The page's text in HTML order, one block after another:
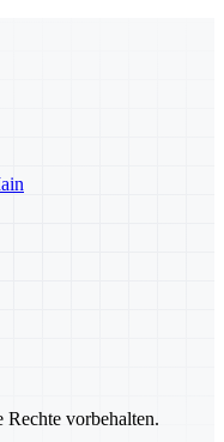
vorbehalten.